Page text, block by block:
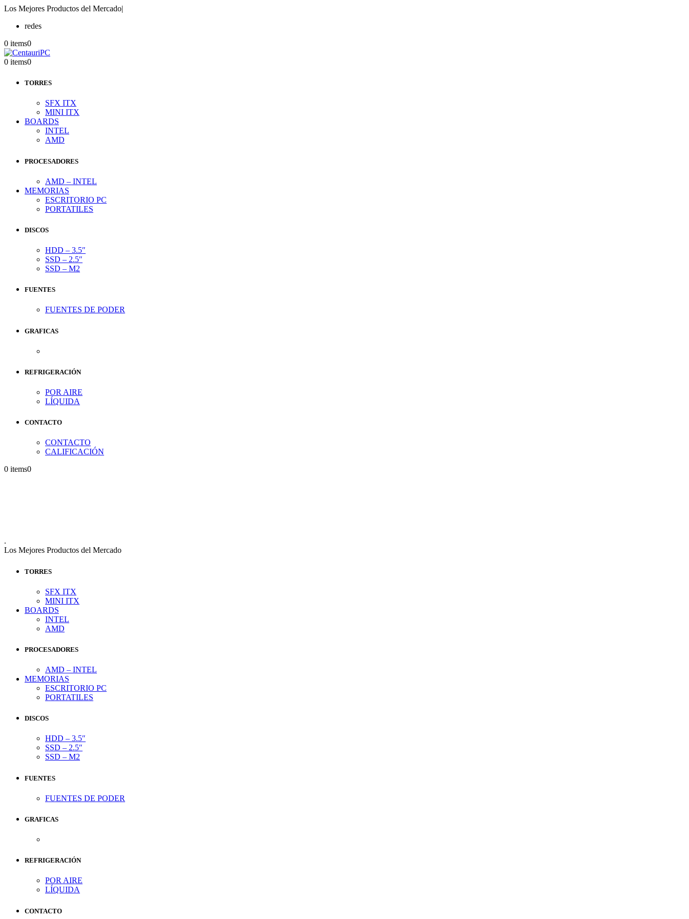
Los Mejores Productos del Mercado|
redes
0 items0
0 items0
TORRES
SFX ITX
MINI ITX
BOARDS
INTEL
AMD
PROCESADORES
AMD – INTEL
MEMORIAS
ESCRITORIO PC
PORTATILES
DISCOS
HDD – 3.5″
SSD – 2.5″
SSD – M2
FUENTES
FUENTES DE PODER
GRAFICAS
REFRIGERACIÓN
POR AIRE
LÍQUIDA
CONTACTO
CONTACTO
CALIFICACIÓN
0 items0
.
Los Mejores Productos del Mercado
TORRES
SFX ITX
MINI ITX
BOARDS
INTEL
AMD
PROCESADORES
AMD – INTEL
MEMORIAS
ESCRITORIO PC
PORTATILES
DISCOS
HDD – 3.5″
SSD – 2.5″
SSD – M2
FUENTES
FUENTES DE PODER
GRAFICAS
REFRIGERACIÓN
POR AIRE
LÍQUIDA
CONTACTO